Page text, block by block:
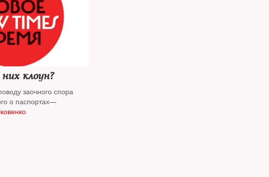
клоун?
заочного спора
о паспортах—